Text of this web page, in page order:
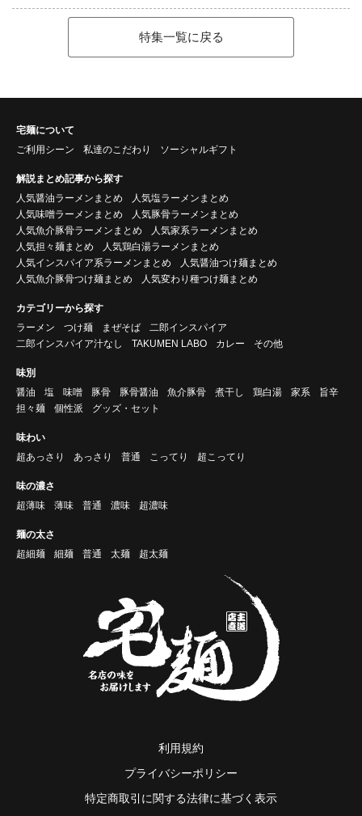
特集一覧に戻る
宅麺について
ご利用シーン
私達のこだわり ソーシャルギフト
解説まとめ記事から探す
人気醤油ラーメンまとめ
人気塩ラーメンまとめ
人気味噌ラーメンまとめ
人気豚骨ラーメンまとめ
人気魚介豚骨ラーメンまとめ
人気家系ラーメンまとめ
人気担々麺まとめ
人気鶏白湯ラーメンまとめ
人気インスパイア系ラーメンまとめ
人気醤油つけ麺まとめ
人気魚介豚骨つけ麺まとめ
人気変わり種つけ麺まとめ
カテゴリーから探す
ラーメン
つけ麺 まぜそば
二郎インスパイア
二郎インスパイア汁なし
TAKUMEN LABO カレー その他
味別
醤油
塩 味噌 豚骨 豚骨醤油 魚介豚骨 煮干し 鶏白湯 家系
旨辛
担々麺
個性派 グッズ・セット
味わい
超あっさり
あっさり 普通 こってり 超こってり
味の濃さ
超薄味
薄味 普通 濃味 超濃味
麺の太さ
超細麺
細麺 普通 太麺 超太麺
利用規約
プライバシーポリシー
特定商取引に関する法律に基づく表示